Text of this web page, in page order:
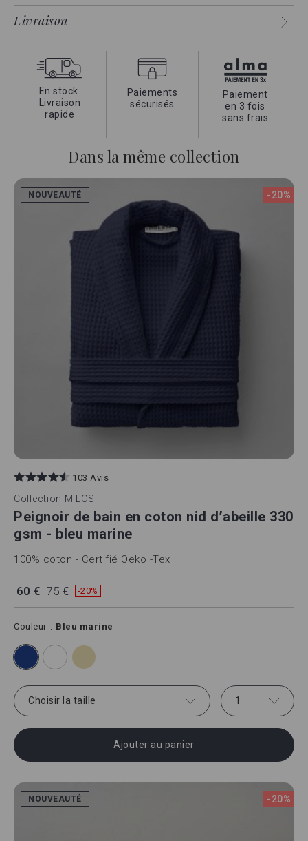
Livraison
En stock.
Livraison
rapide
Paiements
sécurisés
Paiement
en 3 fois
sans frais
Dans la même collection
NOUVEAUTÉ -20%
103 Avis
Collection MILOS
Peignoir de bain en coton nid d’abeille 330
gsm - bleu marine
100% coton - Certifié Oeko -Tex
60 € 75 € -20%
Couleur Bleu marine
Choisir la taille 1
Ajouter au panier
NOUVEAUTÉ -20%